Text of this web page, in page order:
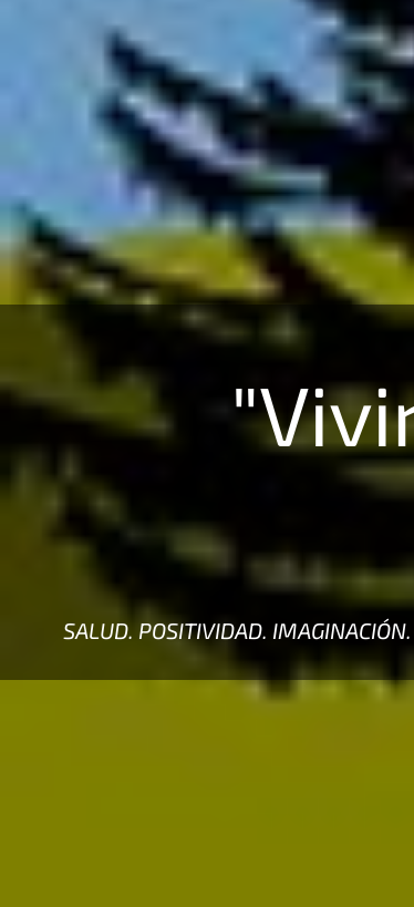
SALUD. POSITIVIDAD.